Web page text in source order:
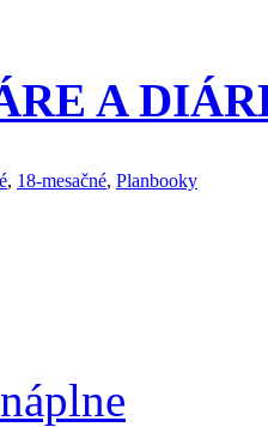
A
, 18-mesačné, Planbooky